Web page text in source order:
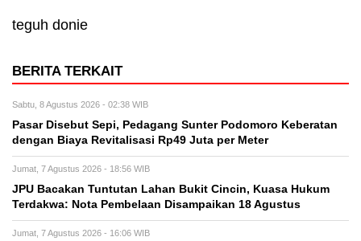
teguh donie
BERITA TERKAIT
Sabtu, 8 Agustus 2026 - 02:38 WIB
Pasar Disebut Sepi, Pedagang Sunter Podomoro Keberatan
dengan Biaya Revitalisasi Rp49 Juta per Meter
Jumat, 7 Agustus 2026 - 18:56 WIB
JPU Bacakan Tuntutan Lahan Bukit Cincin, Kuasa Hukum
Terdakwa: Nota Pembelaan Disampaikan 18 Agustus
Jumat, 7 Agustus 2026 - 16:06 WIB